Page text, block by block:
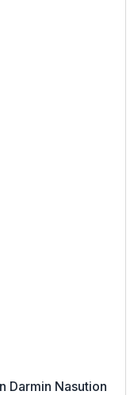
Darmin Nasution